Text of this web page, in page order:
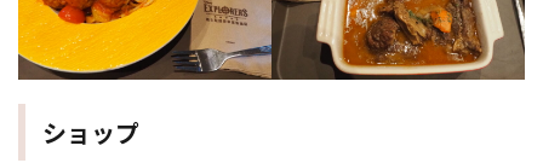
ショップ